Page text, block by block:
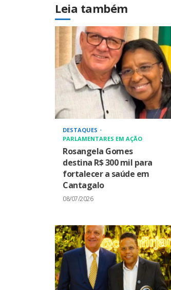
Leia também
DESTAQUES
PARLAMENTARES EM AÇÃO
Rosangela Gomes
destina R$ 300 mil para
fortalecer a saúde em
Cantagalo
08/07/2026